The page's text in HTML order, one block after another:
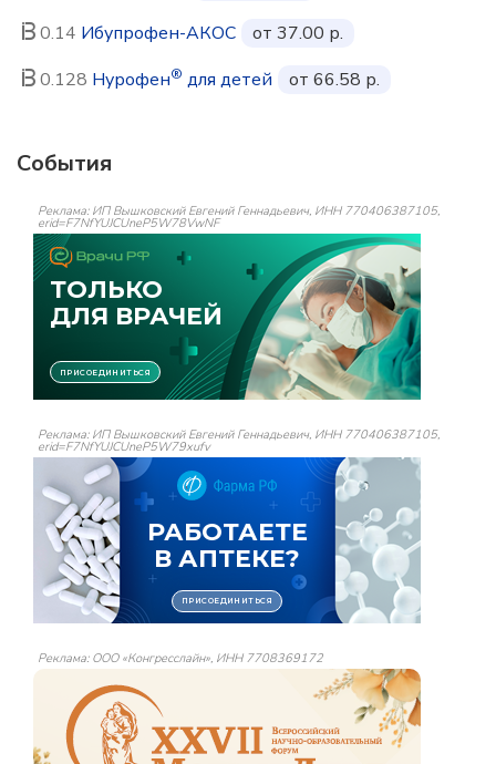
0.14 Ибупрофен-АКОС
от 37.00 р.
0.128 Нурофен® для детей от 66.58 р.
События
Реклама: ИП Вышковский Евгений Геннадьевич, ИНН 770406387105,
erid=F7NfYUJCUneP5W78VwNF
Реклама: ИП Вышковский Евгений Геннадьевич, ИНН 770406387105,
erid=F7NfYUJCUneP5W79xufv
Реклама: ООО «Конгресслайн», ИНН 7708369172